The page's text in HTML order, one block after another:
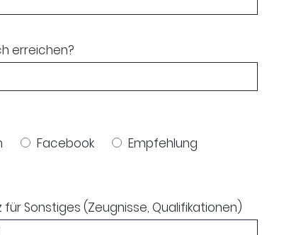
erreichen?
Facebook
Empfehlung
für Sonstiges (Zeugnisse, Qualifikationen)